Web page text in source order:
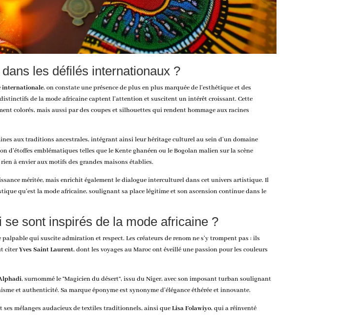
les défilés internationaux ?
internationale, on constate une présence de plus en plus marquée de l’esthétique et des
distinctifs dela mode africainecaptent l’attention et suscitent un intérêt croissant. Cette
colorés, mais aussi par des coupes et silhouettes qui rendent hommage aux racines
aux traditions ancestrales, intégrant ainsi leur héritage culturel au sein d’un domaine
emblématiques telles que le Kente ghanéen ou le Bogolan malien sur la scène
à envier aux motifs des grandes maisons établies.
méritée, mais enrichit également le dialogue interculturel dans cet univers artistique. Il
qu’est la mode africaine, soulignant sa place légitime et son ascension continue dans le
sont inspirés de la mode africaine ?
qui suscite admiration et respect. Les créateurs de renom ne s’y trompent pas : ils
citerYves Saint Laurent, dont les voyages au Maroc ont éveillé une passion pour les couleurs
, surnommé le “Magicien du désert”, issu du Niger, avec son imposant turban soulignant
et authenticité. Sa marque éponyme est synonyme d’élégance éthérée et innovante.
mélanges audacieux de textiles traditionnels, ainsi queLisa Folawiyo, qui a réinventé